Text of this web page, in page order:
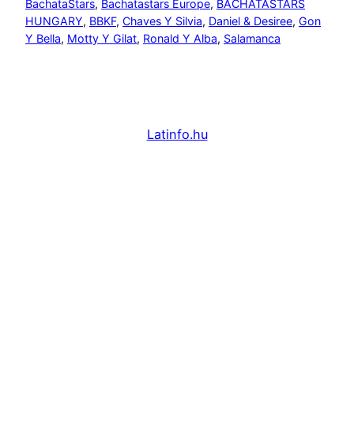
BachataStars, Bachatastars Europe, BACHATASTARS
HUNGARY, BBKF, Chaves Y Silvia, Daniel & Desiree, Gon
Y Bella, Motty Y Gilat, Ronald Y Alba, Salamanca
Latinfo.hu